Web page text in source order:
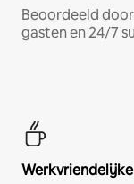
Beoordeeld
gasten en 24/7